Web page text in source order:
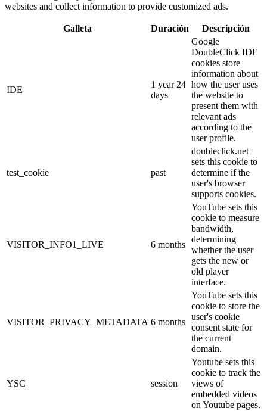
websites and collect information to provide customized ads.
Galleta Duración Descripción
IDE
1 year 24
days
Google
DoubleClick IDE
cookies store
information about
how the user uses
the website to
present them with
relevant ads
according to the
user profile.
test_cookie past
doubleclick.net
sets this cookie to
determine if the
user's browser
supports cookies.
VISITOR_INFO1_LIVE 6 months
YouTube sets this
cookie to measure
bandwidth,
determining
whether the user
gets the new or
old player
interface.
VISITOR_PRIVACY_METADATA 6 months
YouTube sets this
cookie to store the
user's cookie
consent state for
the current
domain.
YSC session
Youtube sets this
cookie to track the
views of
embedded videos
on Youtube pages.